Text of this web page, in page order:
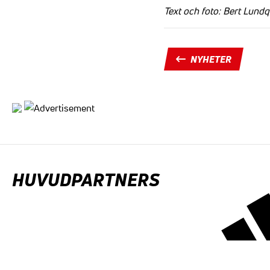
Text och foto: Bert
NYHETER
HUVUDPARTNERS